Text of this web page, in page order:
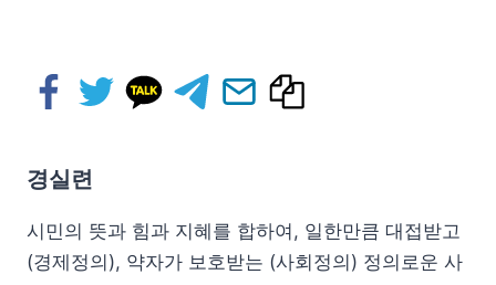
경실련
시민의 뜻과 힘과 지혜를 합하여, 일한만큼 대접받고
(경제정의), 약자가 보호받는 (사회정의) 정의로운 사